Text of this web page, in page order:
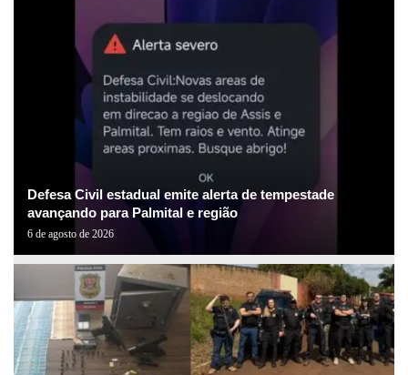
Defesa Civil estadual emite alerta de tempestade
avançando para Palmital e região
6 de agosto de 2026